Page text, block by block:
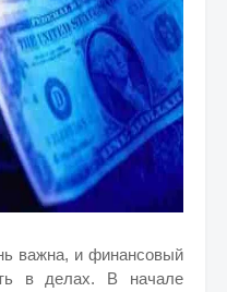
важна, и финансовый
в делах. В начале